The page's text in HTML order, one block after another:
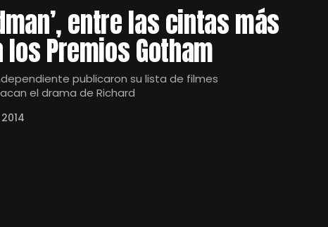
entre las cintas más
Premios Gotham
publicaron su lista de filmes
el drama de Richard